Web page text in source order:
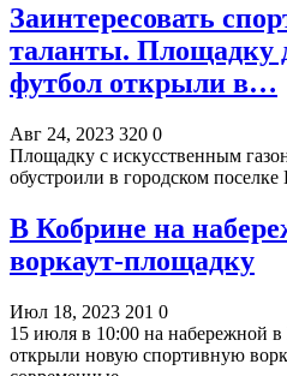
Заинтересовать
таланты. Площадку
футбол открыли в…
Авг 24, 2023 320 0
Площадку с искусственным
обустроили в городском
В Кобрине на
воркаут-площадку
Июл 18, 2023 201 0
15 июля в 10:00 на набережной
открыли новую спортивную